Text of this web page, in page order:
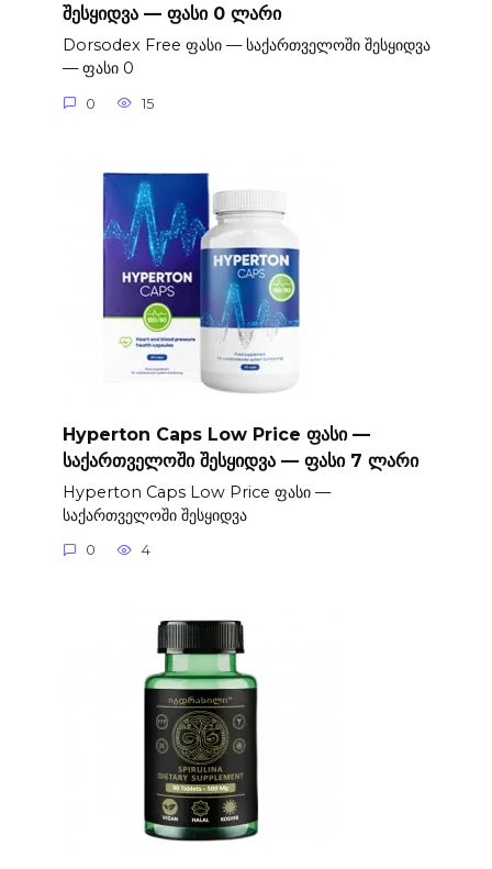
შესყიდვა — ფასი 0 ლარი
Dorsodex Free ფასი — საქართველოში შესყიდვა
— ფასი 0
0 15
Hyperton Caps Low Price ფასი —
საქართველოში შესყიდვა — ფასი 7 ლარი
Hyperton Caps Low Price ფასი —
საქართველოში შესყიდვა
0 4